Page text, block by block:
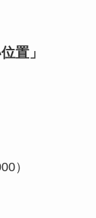
置」
）